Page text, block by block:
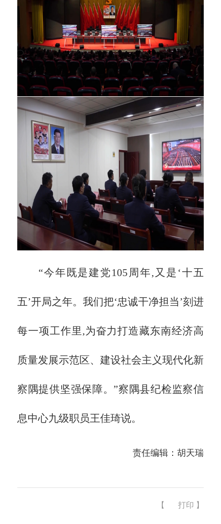
“今年既是建党105周年,又是‘十五
五’开局之年。我们把‘忠诚干净担当’刻进
每一项工作里,为奋力打造藏东南经济高
质量发展示范区、建设社会主义现代化新
察隅提供坚强保障。”察隅县纪检监察信
息中心九级职员王佳琦说。
责任编辑：胡天瑞
【 打印 】